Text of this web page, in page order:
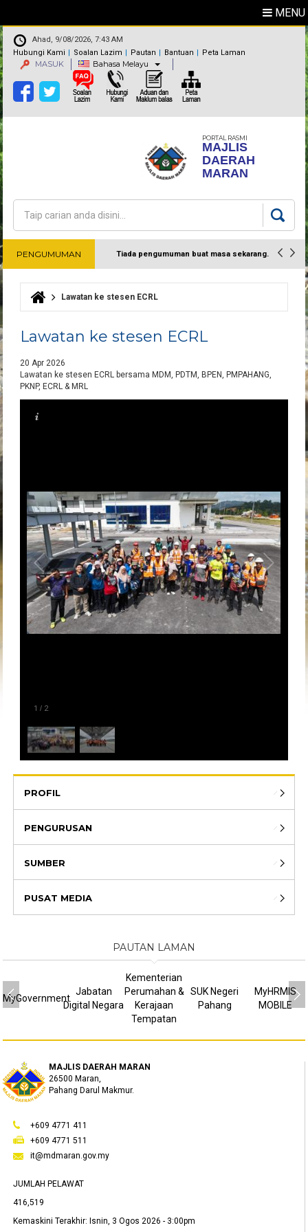
MENU
Ahad, 9/08/2026, 7:43 AM
Hubungi Kami
Soalan Lazim Pautan Bantuan Peta Laman
MASUK Bahasa Melayu
PORTAL RASMI
MAJLIS
DAERAH
MARAN
Borang carian
Carian
PENGUMUMAN Tiada pengumuman buat masa sekarang.
Harap maklum
Anda di sini
Lawatan ke stesen ECRL
Lawatan ke stesen ECRL
20 Apr 2026
Lawatan ke stesen ECRL bersama MDM, PDTM, BPEN, PMPAHANG,
PKNP, ECRL & MRL
1 / 2
PROFIL
PENGURUSAN
SUMBER
PUSAT MEDIA
PAUTAN LAMAN
MyGovernment
Jabatan
Digital Negara
Kementerian
Perumahan &
Kerajaan
Tempatan
SUK Negeri
Pahang
MyHRMIS
MOBILE
MAJLIS DAERAH MARAN
26500 Maran,
Pahang Darul Makmur.
+609 4771 411
+609 4771 511
it@mdmaran.gov.my
JUMLAH PELAWAT
416,519
Kemaskini Terakhir: Isnin, 3 Ogos 2026 - 3:00pm